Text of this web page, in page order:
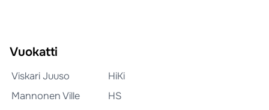
Vuokatti
Viskari Juuso
HiKi
Mannonen Ville
HS